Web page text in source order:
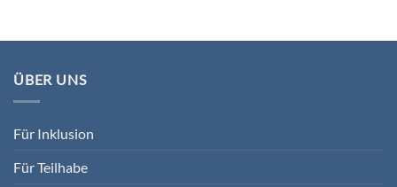
ÜBER UNS
Für Inklusion
Für Teilhabe